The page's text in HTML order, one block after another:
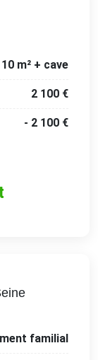
m² + cave
2 100 €
- 2 100 €
familial